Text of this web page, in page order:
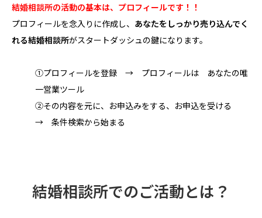
結婚相談所の活動の基本は、プロフィールです！！
プロフィールを念入りに作成し、 あなたをしっかり売り込んでく
れる結婚相談所がスタートダッシュの鍵になります。
①プロフィールを登録 → プロフィールは あなたの唯
一営業ツール
②その内容を元に、お申込みをする、お申込を受ける
→ 条件検索から始まる
結婚相談所でのご活動とは？